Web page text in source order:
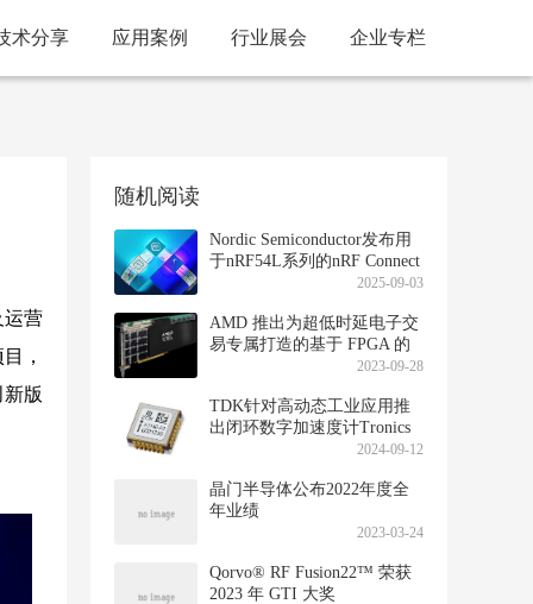
术分享 应用案例 行业展会 企业专栏
运营
，
版
随机阅读
Nordic Semiconductor发布用
于nRF54L系列的nRF Connect
2025-09-03
AMD 推出为超低时延电子交
易专属打造的基于 FPGA 的
2023-09-28
TDK针对高动态工业应用推
出闭环数字加速度计Tronics
2024-09-12
晶门半导体公布2022年度全
年业绩
2023-03-24
Qorvo® RF Fusion22™ 荣获
2023 年 GTI 大奖